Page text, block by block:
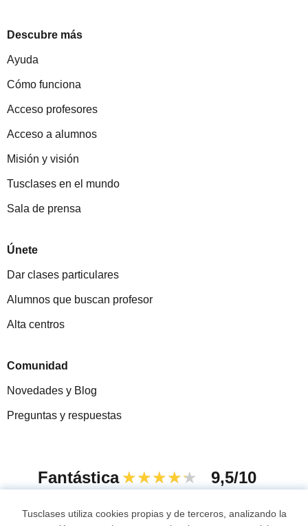
Descubre más
Ayuda
Cómo funciona
Acceso profesores
Acceso a alumnos
Misión y visión
Tusclases en el mundo
Sala de prensa
Únete
Dar clases particulares
Alumnos que buscan profesor
Alta centros
Comunidad
Novedades y Blog
Preguntas y respuestas
Fantástica ★★★★★ 9,5/10
Tusclases utiliza cookies propias y de terceros, analizando la